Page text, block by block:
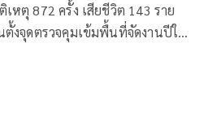
หตุ 872 ครั้ง เสียชีวิต 143 ราย
งจุดตรวจคุมเข้มพื้นที่จัดงานปีใหม่